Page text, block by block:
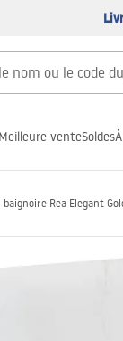
Meilleure venteSoldes
baignoire Rea Elegant